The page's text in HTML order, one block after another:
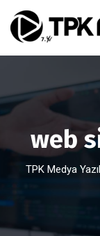
web
TPK Medya